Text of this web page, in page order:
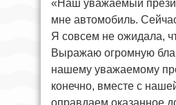
«Наш уважаемый
мне автомобиль.
Я совсем не ожидала,
Выражаю огромную
нашему уважаемому
конечно, вместе с
оправдаем оказанное